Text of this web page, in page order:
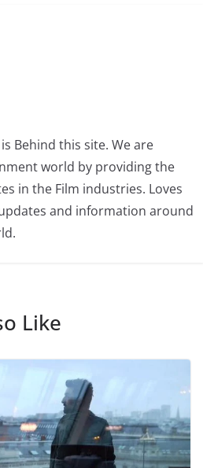
Behind this site. We are
world by providing the
in the Film industries. Loves
and information around
Like